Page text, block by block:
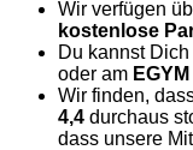
Wir verfügen
kostenlose
Du kannst Dich
oder am
Wir finden,
4,4 durchaus
dass unsere